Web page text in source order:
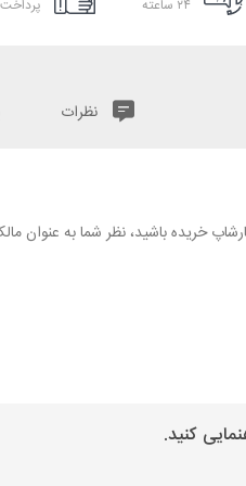
۲۴ ساعته
نظرات
خریده باشید، نظر شما به
کنید.